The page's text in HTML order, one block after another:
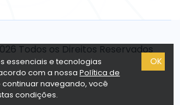
Todos os Direitos Reservados
essenciais e tecnologias
com a nossaPolítica de
navegando, você
condições.
OK